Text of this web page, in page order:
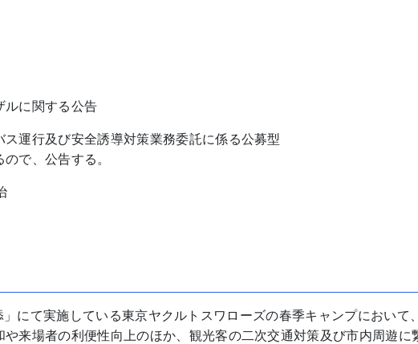
する公告
運行及び安全誘導対策業務委託に係る公募型
で、公告する。
にて実施している東京ヤクルトスワローズの春季キャンプにおいて
来場者の利便性向上のほか、観光客の二次交通対策及び市内周遊に